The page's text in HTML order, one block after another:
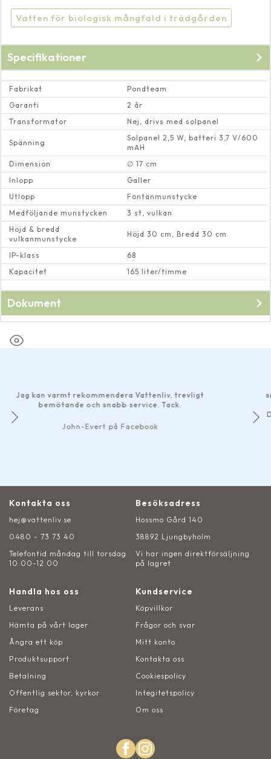
Vatten för biologisk mångfald i trädgården
Specifikationer
Fabrikat
Pondteam
Garanti
2 år
Transformator
Nej, drivs med solpanel
Spänning
Solpanel 2,5 W, batteri 3,7 V/600
mAH
Dimension
∅ 17 cm
Inlopp
Galler
Utlopp
Fontänmunstycke
Medföljande munstycken
3 st, vulkan
Höjd & bredd
vulkanmunstycke
Höjd 30 cm, Bredd 30 cm
IP-klass
68
Kapacitet
165 liter/timme
Dokument
rekommendera Vattenliv, trevligt
och snabb service. Tack.
John-Evert på Facebook
smidiga
Det märks att
Kontakta oss
hej@vattenliv.se
0480 - 73 73 40
Telefontid måndag till torsdag
10:00-12:00
Besöksadress
Hossmo Gård 140
38892 Ljungbyholm
Vi har ingen direktförsäljning
på lagret
Handla hos oss
Leverans
Hämta på vårt lager
Ångra ett köp
Produktsupport
Betalning
Offentlig sektor, kyrkor
Företag
Kundservice
Köpvillkor
Frågor och svar
Mitt konto
Kontakta oss
Cookiespolicy
Integitetspolicy
Om oss